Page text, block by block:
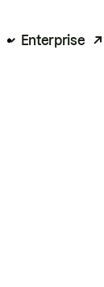
Enterprise